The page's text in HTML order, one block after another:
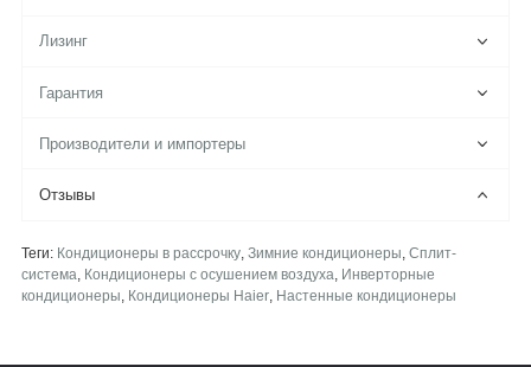
Лизинг
Гарантия
Производители и импортеры
Отзывы
Теги: Кондиционеры в рассрочку Зимние кондиционеры Сплит-
система
Кондиционеры с осушением воздуха
Инверторные
кондиционеры
Кондиционеры Haier Настенные кондиционеры